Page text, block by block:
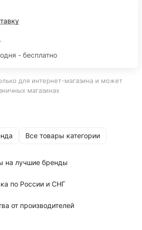
- бесплатно
для интернет-магазина и может
магазинах
Все товары категории
на лучшие бренды
по России и СНГ
от производителей